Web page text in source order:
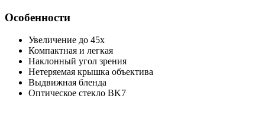
Особенности
Увеличение до 45х
Компактная и легкая
Наклонный угол зрения
Нетеряемая крышка объектива
Выдвижная бленда
Оптическое стекло BK7